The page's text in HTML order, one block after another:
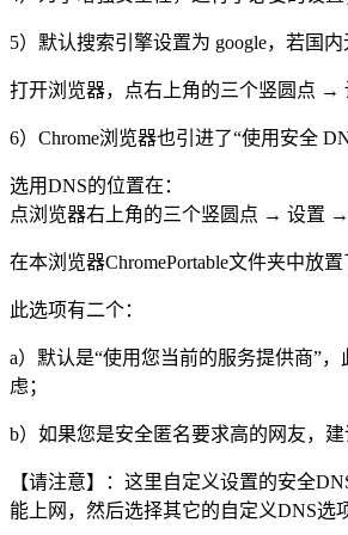
5）默认搜索引擎设置为 google，若国
打开浏览器，点右上角的三个竖圆点 →
6）Chrome浏览器也引进了“使用安全
选用DNS的位置在：
点浏览器右上角的三个竖圆点 → 设置
在本浏览器ChromePortable文件夹中放
此选项有二个：
a）默认是“使用您当前的服务提供商”
虑；
b）如果您是安全匿名要求高的网友，建
【请注意】：这里自定义设置的安全
能上网，然后选择其它的自定义DNS